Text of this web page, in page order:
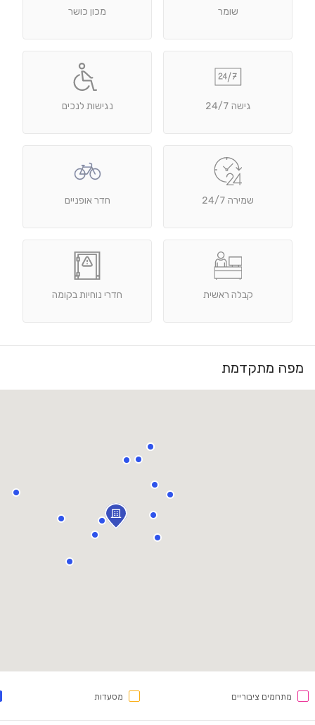
שומר מכון כושר
גישה 24/7 נגישות לנכים
שמירה 24/7 חדר אופניים
קבלה ראשית חדרי נוחיות בקומה
מפה מתקדמת
מתחמים ציבוריים מסעדות